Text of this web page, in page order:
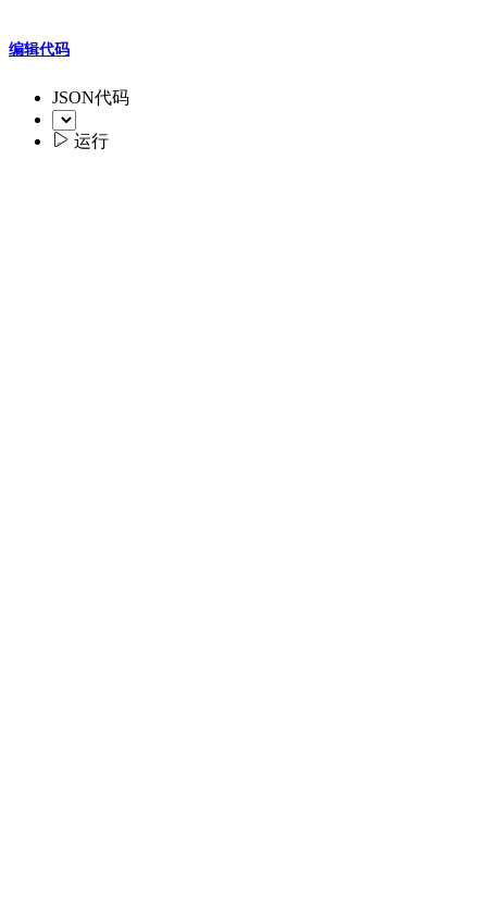
编辑代码
JSON代码
 运行